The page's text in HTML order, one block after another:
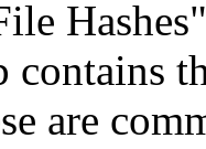
contains
are